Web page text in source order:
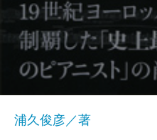
浦久俊彦／著